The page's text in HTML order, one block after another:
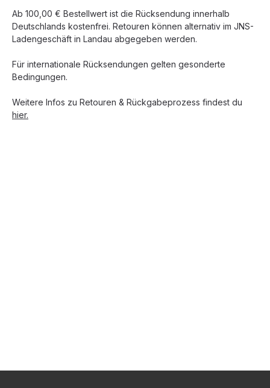
Ab 100,00 € Bestellwert ist die Rücksendung innerhalb
Deutschlands kostenfrei. Retouren können alternativ im JNS-
Ladengeschäft in Landau abgegeben werden.
Für internationale Rücksendungen gelten gesonderte
Bedingungen.
Weitere Infos zu Retouren & Rückgabeprozess findest du
hier.